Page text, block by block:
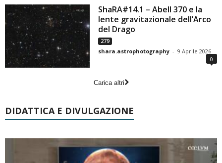
ShaRA#14.1 – Abell 370 e la
lente gravitazionale dell’Arco
del Drago
279
shara.astrophotography - 9 Aprile 2026
0
Carica altri
DIDATTICA E DIVULGAZIONE